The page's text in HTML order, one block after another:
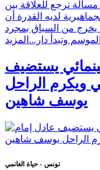
ترجع للعلاقة بين
لديه القدرة أن
يخرج من السباق بمجرد
وتبدأ دار... المزيد
يستضيف
ويكرم الراحل
يوسف شاهين
تونس - حياة الغانمي